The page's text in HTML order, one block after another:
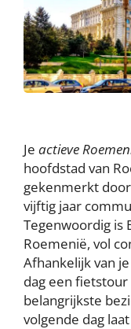
Je actieve
hoofdstad van
gekenmerkt
vijftig jaar
Tegenwoordig is
Roemenië, vol
Afhankelijk van
dag een
belangrijkste
volgende dag